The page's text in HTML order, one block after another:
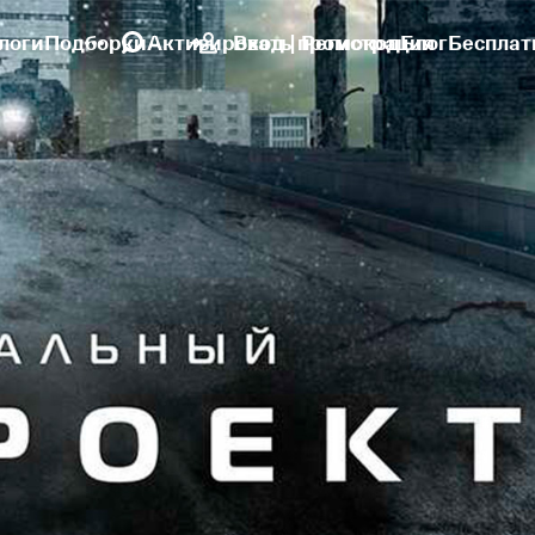
ПодборкиАктивировать промокодБлог
Вход | Регистрация